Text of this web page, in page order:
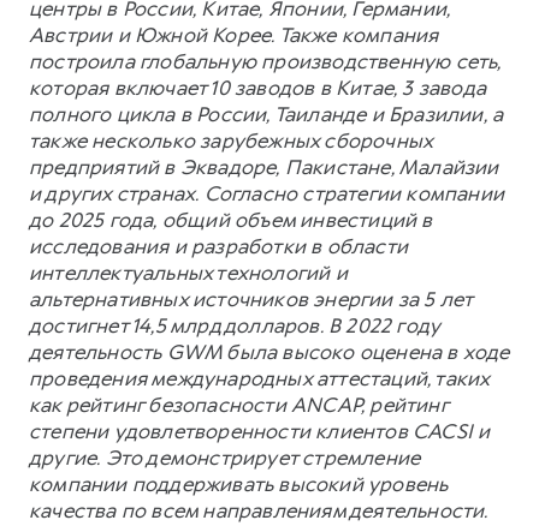
центры в России, Китае, Японии, Германии,
Австрии и Южной Корее. Также компания
построила глобальную производственную сеть,
которая включает 10 заводов в Китае, 3 завода
полного цикла в России, Таиланде и Бразилии, а
также несколько зарубежных сборочных
предприятий в Эквадоре, Пакистане, Малайзии
и других странах. Согласно стратегии компании
до 2025 года, общий объем инвестиций в
исследования и разработки в области
интеллектуальных технологий и
альтернативных источников энергии за 5 лет
достигнет 14,5 млрд долларов. В 2022 году
деятельность GWM была высоко оценена в ходе
проведения международных аттестаций, таких
как рейтинг безопасности ANCAP, рейтинг
степени удовлетворенности клиентов CACSI и
другие. Это демонстрирует стремление
компании поддерживать высокий уровень
качества по всем направлениям деятельности.